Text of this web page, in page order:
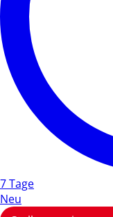
7 Tage
Neu